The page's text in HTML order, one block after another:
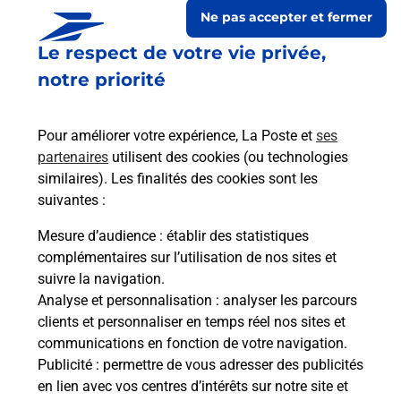
Le respect de votre vie privée,
notre priorité
Pour améliorer votre expérience, La Poste et ses
partenaires utilisent des cookies (ou technologies
similaires). Les finalités des cookies sont les
suivantes :
Mesure d’audience : établir des statistiques
complémentaires sur l’utilisation de nos sites et
suivre la navigation.
Analyse et personnalisation : analyser les parcours
clients et personnaliser en temps réel nos sites et
communications en fonction de votre navigation.
Publicité : permettre de vous adresser des publicités
en lien avec vos centres d’intérêts sur notre site et
Ne pas accepter et fermer
Collecte du courrier aujourd'hui à 08h00
Le Bourg
50800 La Trinite
Itinéraire
Le lien s'ouvre dans un nouvel onglet